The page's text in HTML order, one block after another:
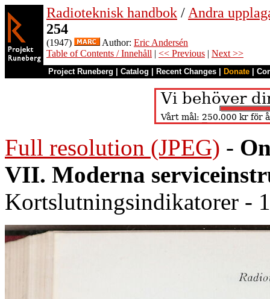
Radioteknisk handbok / Andra
254
(1947) Author: Eric Andersén
Table of Contents / Innehåll | << Previous | Next >>
Project Runeberg Catalog Recent Changes Donate
Full resolution (JPEG) -
VII. Moderna
Kortslutningsindikatorer -